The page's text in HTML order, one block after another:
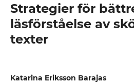
Strategier för
läsförståelse av
texter
Katarina Eriksson Barajas